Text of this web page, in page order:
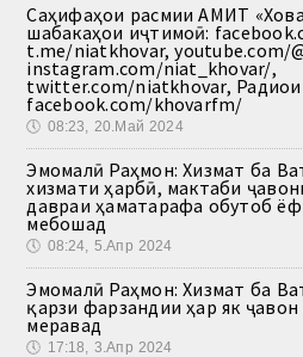
Саҳифаҳои расмии АМИТ
шабакаҳои иҷтимоӣ:
t.me/niatkhovar, youtube.com/
instagram.com/niat_khovar/,
twitter.com/niatkhovar, Радиои
facebook.com/khovarfm/
🕔 08:23, 20.Май 2024
Эмомалӣ Раҳмон: Хизмат ба
хизмати ҳарбӣ, мактаби
давраи ҳаматарафа обутоб
мебошад
🕔 08:24, 5.Апр 2024
Эмомалӣ Раҳмон: Хизмат ба
қарзи фарзандии ҳар як ҷавон
меравад
🕔 17:18, 3.Апр 2024